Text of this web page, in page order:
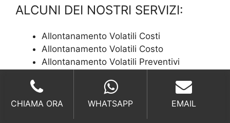
ALCUNI DEI NOSTRI SERVIZI:
Allontanamento Volatili Costi
Allontanamento Volatili Costo
Allontanamento Volatili Preventivi
Allontanamento Volatili Prezzi
Allontanamento Volatili Prezzo
CHIAMA ORA WHATSAPP EMAIL